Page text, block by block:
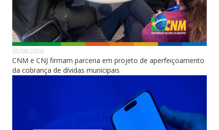
05/08/2026
CNM e CNJ firmam parceria em projeto de aperfeiçoamento
da cobrança de dívidas municipais